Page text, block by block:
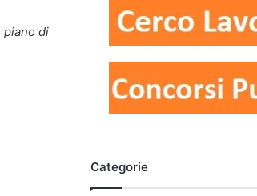
piano di
Categorie